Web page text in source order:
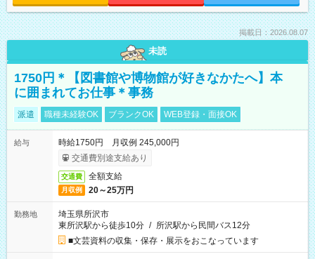
掲載日：2026.08.07
未読
1750円＊【図書館や博物館が好きなかたへ】本
に囲まれてお仕事＊事務
派遣 職種未経験OK ブランクOK WEB登録・面接OK
給与
時給1750円 月収例 245,000円
交通費別途支給あり
交通費 全額支給
月収例 20～25万円
勤務地
埼玉県所沢市
東所沢駅から徒歩10分 / 所沢駅から民間バス12分
■文芸資料の収集・保存・展示をおこなっています